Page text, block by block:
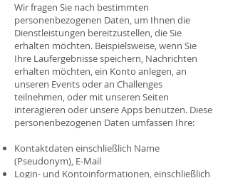
Wir fragen Sie nach bestimmten
personenbezogenen Daten, um Ihnen die
Dienstleistungen bereitzustellen, die Sie
erhalten möchten. Beispielsweise, wenn Sie
Ihre Laufergebnisse speichern, Nachrichten
erhalten möchten, ein Konto anlegen, an
unseren Events oder an Challenges
teilnehmen, oder mit unseren Seiten
interagieren oder unsere Apps benutzen. Diese
personenbezogenen Daten umfassen Ihre:
Kontaktdaten einschließlich Name
(Pseudonym), E-Mail
Login- und Kontoinformationen, einschließlich